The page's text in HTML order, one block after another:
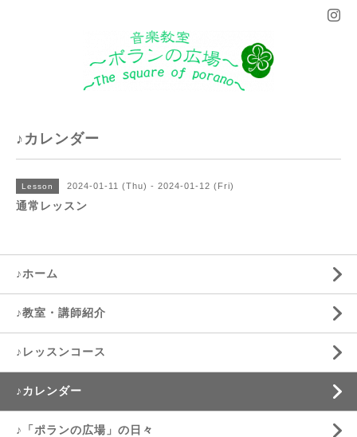
♪カレンダー
Lesson 2024-01-11 (Thu) - 2024-01-12 (Fri)
通常レッスン
♪ホーム
♪教室・講師紹介
♪レッスンコース
♪カレンダー
♪「ポランの広場」の日々